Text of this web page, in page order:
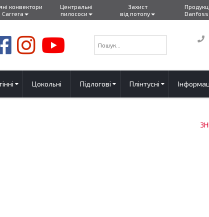
конвектори
Carrera
Центральні
пилососи
Захист
від потопу
Danfoss
Цокольні Підлогові Плінтусні